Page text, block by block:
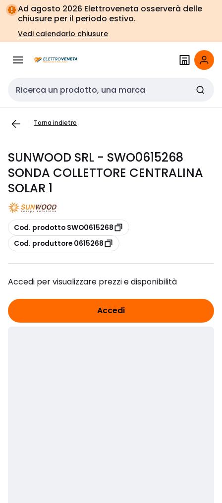
Vai alla
navigazione
Vai
alla
pagina
Ad agosto 2026 Elettroveneta osserverà delle
chiusure per il periodo estivo.
Vedi calendario chiusure
Cerca input
Torna indietro
SUNWOOD SRL - SWO0615268
SONDA COLLETTORE CENTRALINA
SOLAR 1
copia
Cod. prodotto SWO0615268
copia
Cod. produttore 0615268
Accedi per visualizzare prezzi e disponibilità
Accedi